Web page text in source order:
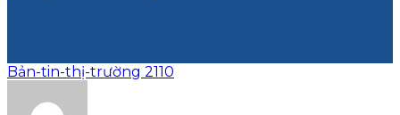
Bản-tin-thị-trường 2110